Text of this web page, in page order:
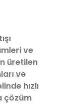
ve
üretilen
ve
hızlı
çözüm